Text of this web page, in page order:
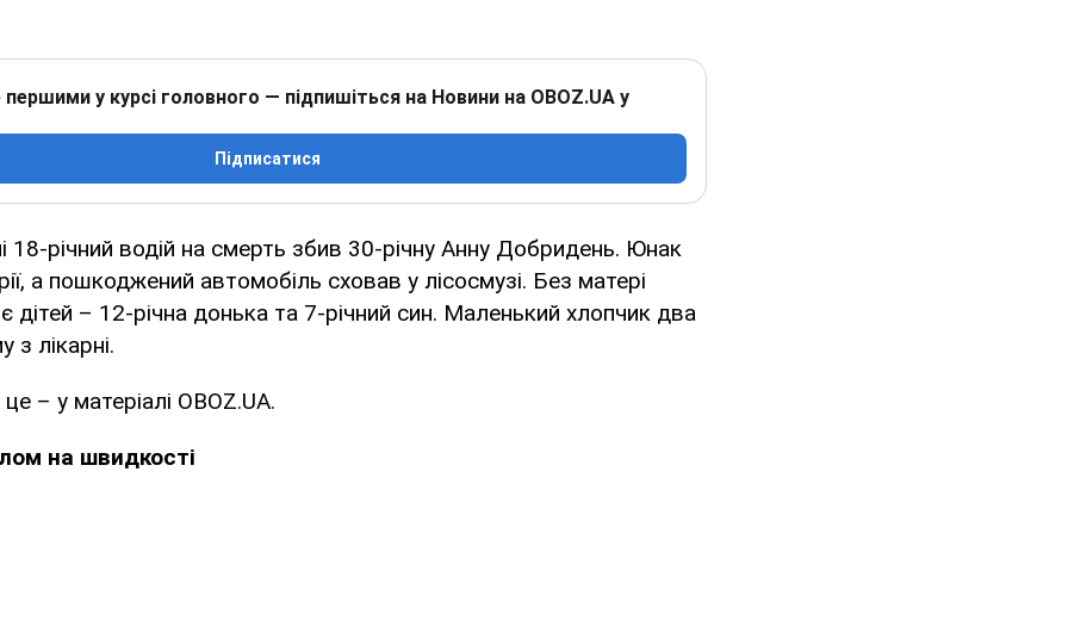
першими у курсі головного — підпишіться на Новини на OBOZ.UA у
Підписатися
річний водій на смерть збив 30-річну Анну Добридень. Юнак
а пошкоджений автомобіль сховав у лісосмузі. Без матері
дітей – 12-річна донька та 7-річний син. Маленький хлопчик два
з лікарні.
– у матеріалі OBOZ.UA.
на швидкості